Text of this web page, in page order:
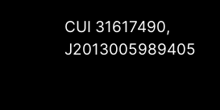
CUI 31617490,
J2013005989405